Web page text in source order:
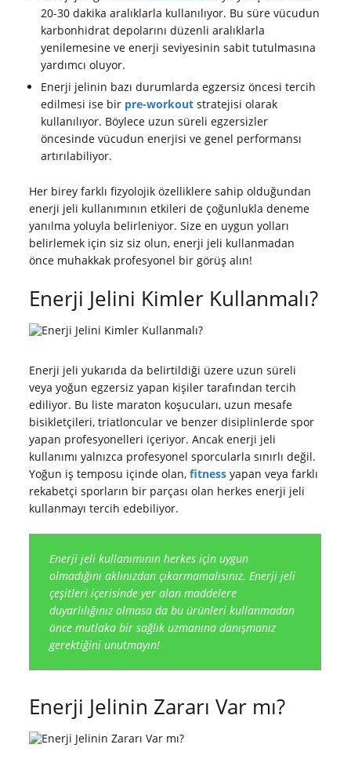
20-30 dakika aralıklarla kullanılıyor. Bu süre vücudun
karbonhidrat depolarını düzenli aralıklarla
yenilemesine ve enerji seviyesinin sabit tutulmasına
yardımcı oluyor.
Enerji jelinin bazı durumlarda egzersiz öncesi tercih
edilmesi ise bir pre-workout stratejisi olarak
kullanılıyor. Böylece uzun süreli egzersizler
öncesinde vücudun enerjisi ve genel performansı
artırılabiliyor.
Her birey farklı fizyolojik özelliklere sahip olduğundan
enerji jeli kullanımının etkileri de çoğunlukla deneme
yanılma yoluyla belirleniyor. Size en uygun yolları
belirlemek için siz siz olun, enerji jeli kullanmadan
önce muhakkak profesyonel bir görüş alın!
Enerji Jelini Kimler Kullanmalı?
Enerji jeli yukarıda da belirtildiği üzere uzun süreli
veya yoğun egzersiz yapan kişiler tarafından tercih
ediliyor. Bu liste maraton koşucuları, uzun mesafe
bisikletçileri, triatloncular ve benzer disiplinlerde spor
yapan profesyonelleri içeriyor. Ancak enerji jeli
kullanımı yalnızca profesyonel sporcularla sınırlı değil.
Yoğun iş temposu içinde olan,fitness yapan veya farklı
rekabetçi sporların bir parçası olan herkes enerji jeli
kullanmayı tercih edebiliyor.
Enerji jeli kullanımının herkes için uygun
olmadığını aklınızdan çıkarmamalısınız. Enerji jeli
çeşitleri içerisinde yer alan maddelere
duyarlılığınız olmasa da bu ürünleri kullanmadan
önce mutlaka bir sağlık uzmanına danışmanız
gerektiğini unutmayın!
Enerji Jelinin Zararı Var mı?